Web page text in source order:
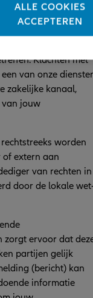
Klachten met
van onze
zakelijke kanaal,
van jouw
worden
of extern aan
van rechten in
door de lokale
zorgt ervoor dat
partijen gelijk
(bericht) kan
informatie
ALLE COOKIES
ACCEPTEREN